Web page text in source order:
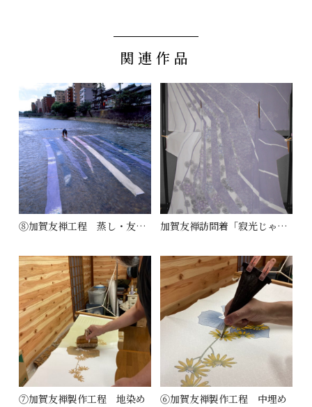
関連作品
⑧加賀友禅工程 蒸し・友禅流し・ゆのし・仕上がり 加賀友禅訪問着「寂光じゃっこう」
⑦加賀友禅製作工程 地染め ⑥加賀友禅製作工程 中埋め